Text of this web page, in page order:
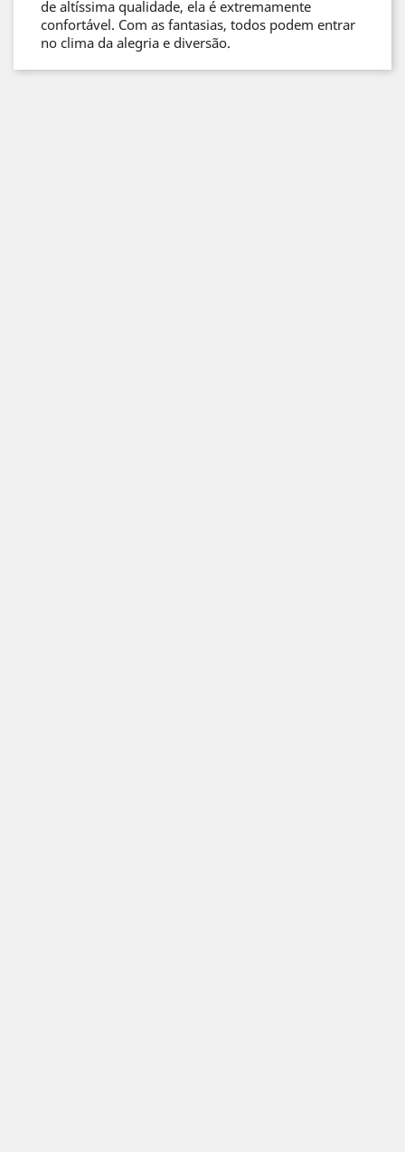
de altíssima qualidade, ela é extremamente
confortável. Com as fantasias, todos podem entrar
no clima da alegria e diversão.